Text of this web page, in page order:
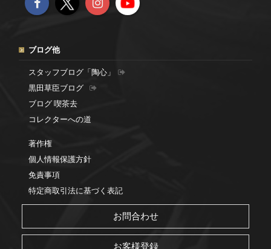
ブログ他
スタッフブログ「陶心」
黒田草臣ブログ
ブログ 喫茶去
コレクターへの道
著作権
個人情報保護方針
免責事項
特定商取引法に基づく表記
お問合わせ
お客様登録